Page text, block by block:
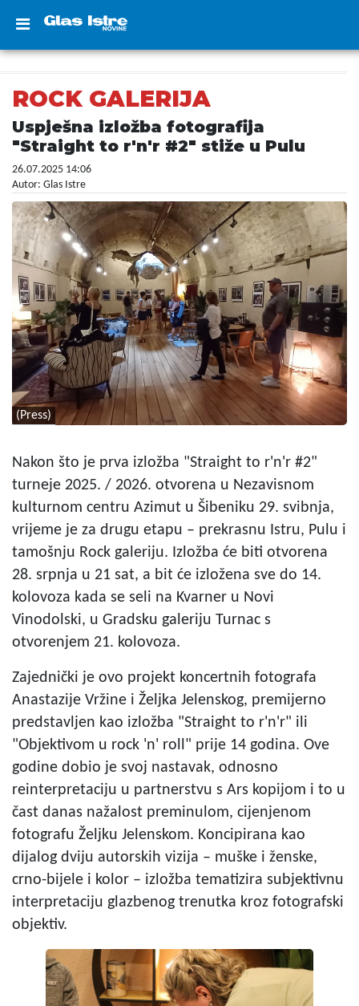
ROCK GALERIJA
Uspješna izložba fotografija
"Straight to r'n'r #2" stiže u Pulu
26.07.2025 14:06
Autor: Glas Istre
(Press)
Nakon što je prva izložba "Straight to r'n'r #2"
turneje 2025. / 2026. otvorena u Nezavisnom
kulturnom centru Azimut u Šibeniku 29. svibnja,
vrijeme je za drugu etapu – prekrasnu Istru, Pulu i
tamošnju Rock galeriju. Izložba će biti otvorena
28. srpnja u 21 sat, a bit će izložena sve do 14.
kolovoza kada se seli na Kvarner u Novi
Vinodolski, u Gradsku galeriju Turnac s
otvorenjem 21. kolovoza.
Zajednički je ovo projekt koncertnih fotografa
Anastazije Vržine i Željka Jelenskog, premijerno
predstavljen kao izložba "Straight to r'n'r" ili
"Objektivom u rock 'n' roll" prije 14 godina. Ove
godine dobio je svoj nastavak, odnosno
reinterpretaciju u partnerstvu s Ars kopijom i to u
čast danas nažalost preminulom, cijenjenom
fotografu Željku Jelenskom. Koncipirana kao
dijalog dviju autorskih vizija – muške i ženske,
crno-bijele i kolor – izložba tematizira subjektivnu
interpretaciju glazbenog trenutka kroz fotografski
objektiv.